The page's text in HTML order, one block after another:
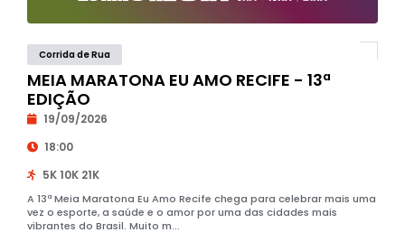
Corrida de Rua
MEIA MARATONA EU AMO RECIFE - 13ª
EDIÇÃO
19/09/2026
18:00
5K 10K 21K
A 13ª Meia Maratona Eu Amo Recife chega para celebrar mais uma
vez o esporte, a saúde e o amor por uma das cidades mais
vibrantes do Brasil. Muito m...